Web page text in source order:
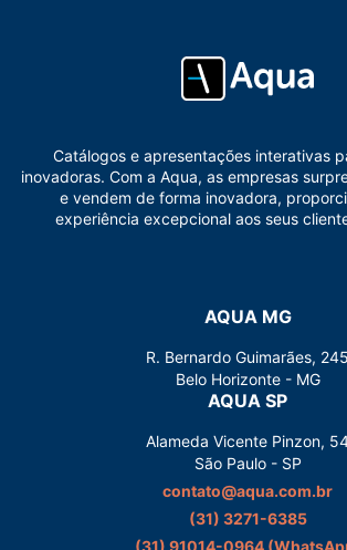
Catálogos e apresentações interativas
inovadoras. Com a Aqua, as empresas
e vendem de forma inovadora,
experiência excepcional aos seus
AQUA MG
R. Bernardo Guimarães, 245
Belo Horizonte - MG
AQUA SP
Alameda Vicente Pinzon,
São Paulo - SP
contato@aqua.com.br
(31) 3271-6385
(31) 91014-0964‬